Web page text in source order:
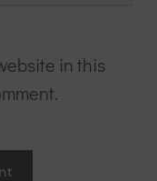
in this